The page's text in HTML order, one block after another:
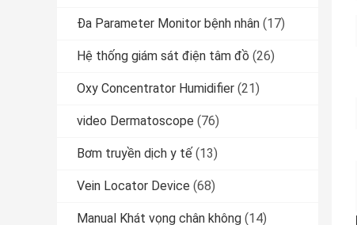
Đa Parameter Monitor bệnh nhân (17)
Hệ thống giám sát điện tâm đồ (26)
Oxy Concentrator Humidifier (21)
video Dermatoscope (76)
Bơm truyền dịch y tế (13)
Vein Locator Device (68)
Manual Khát vọng chân không (14)